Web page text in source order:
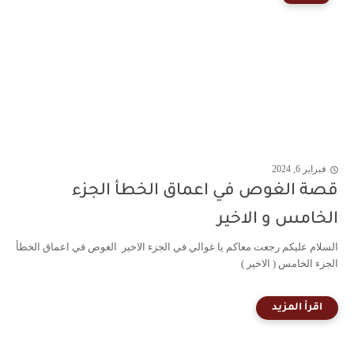
فبراير 6, 2024
قصة الغوص في اعماق الخطأ الجزء
الخامس و الاخير
السلام عليكم رجعت معاكم يا غوالي في الجزء الاخير الغوص في اعماق الخطأ
الجزء الخامس ( الاخير )